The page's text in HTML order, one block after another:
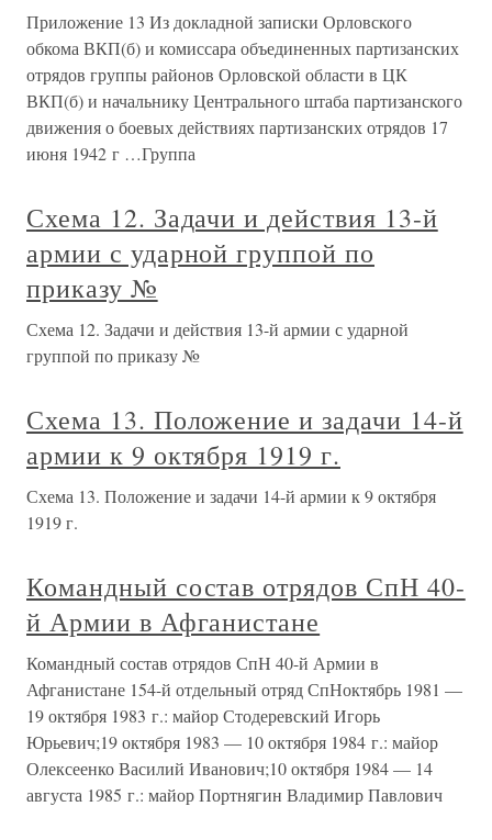
Приложение 13 Из докладной записки Орловского
обкома ВКП(б) и комиссара объединенных партизанских
отрядов группы районов Орловской области в ЦК
ВКП(б) и начальнику Центрального штаба партизанского
движения о боевых действиях партизанских отрядов 17
июня 1942 г …Группа
Схема 12. Задачи и действия 13-й
армии с ударной группой по
приказу №
Схема 12. Задачи и действия 13-й армии с ударной
группой по приказу №
Схема 13. Положение и задачи 14-й
армии к 9 октября 1919 г.
Схема 13. Положение и задачи 14-й армии к 9 октября
1919 г.
Командный состав отрядов СпН 40-
й Армии в Афганистане
Командный состав отрядов СпН 40-й Армии в
Афганистане 154-й отдельный отряд СпНоктябрь 1981 —
19 октября 1983 г.: майор Стодеревский Игорь
Юрьевич;19 октября 1983 — 10 октября 1984 г.: майор
Олексеенко Василий Иванович;10 октября 1984 — 14
августа 1985 г.: майор Портнягин Владимир Павлович